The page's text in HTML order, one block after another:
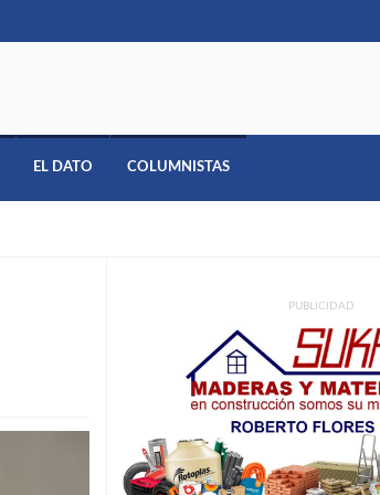
EL DATO COLUMNISTAS
PUBLICIDAD